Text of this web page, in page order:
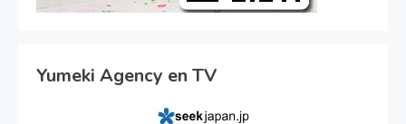
Yumeki Agency en TV